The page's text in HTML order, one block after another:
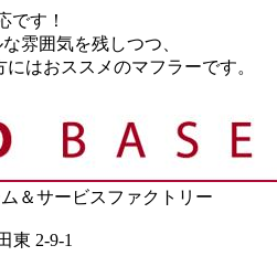
です！
雰囲気を残しつつ、
はおススメのマフラーです。
＆サービスファクトリー
東 2-9-1